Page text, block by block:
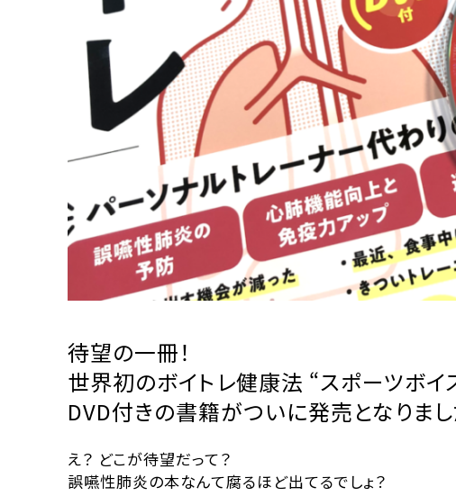
待望の一冊！
世界初のボイトレ健康法 “スポーツボイ
DVD付きの書籍がついに発売となりまし
え？ どこが待望だって？
誤嚥性肺炎の本なんて腐るほど出てるでしょ？